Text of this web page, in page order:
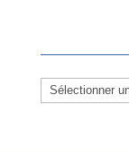
Archives